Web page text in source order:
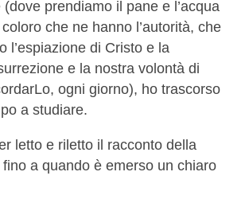
prendiamo il pane e l’acqua
che ne hanno l’autorità, che
l’espiazione di Cristo e la
e la nostra volontà di
ogni giorno), ho trascorso
a studiare.
letto e riletto il racconto della
a quando è emerso un chiaro